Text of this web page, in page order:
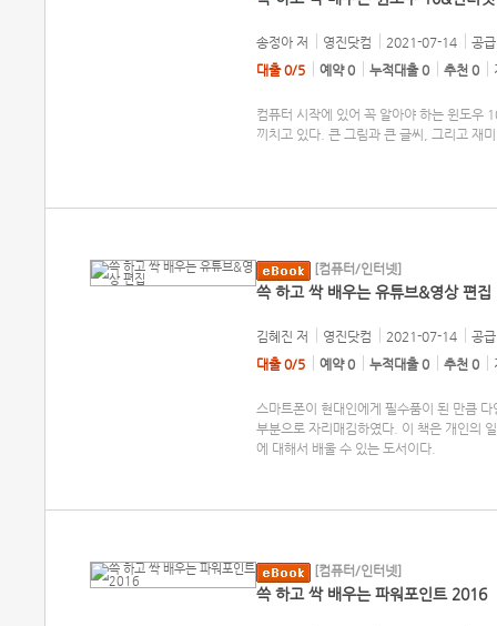
송정아 저 영진닷컴 2021-07-14
공
대출 0/5
예약 0 누적대출 0 추천 0
컴퓨터 시작에 있어 꼭 알아야 하는 윈도우
끼치고 있다. 큰 그림과 큰 글씨, 그리고 재
[컴퓨터/인터넷]
쓱 하고 싹 배우는 유튜브&영상 편집
김혜진 저 영진닷컴 2021-07-14
공
대출 0/5
예약 0 누적대출 0 추천 0
스마트폰이 현대인에게 필수품이 된 만큼
부분으로 자리매김하였다. 이 책은 개인의
에 대해서 배울 수 있는 도서이다.
[컴퓨터/인터넷]
쓱 하고 싹 배우는 파워포인트 2016